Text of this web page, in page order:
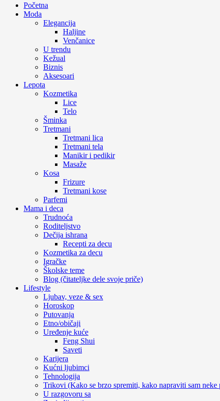
Početna
Moda
Elegancija
Haljine
Venčanice
U trendu
Kežual
Biznis
Aksesoari
Lepota
Kozmetika
Lice
Telo
Šminka
Tretmani
Tretmani lica
Tretmani tela
Manikir i pedikir
Masaže
Kosa
Frizure
Tretmani kose
Parfemi
Mama i deca
Trudnoća
Roditeljstvo
Dečija ishrana
Recepti za decu
Kozmetika za decu
Igračke
Školske teme
Blog (čitateljke dele svoje priče)
Lifestyle
Ljubav, veze & sex
Horoskop
Putovanja
Etno/običaji
Uređenje kuće
Feng Shui
Saveti
Karijera
Kućni ljubimci
Tehnologija
Trikovi (Kako se brzo spremiti, kako napraviti sam neke
U razgovoru sa